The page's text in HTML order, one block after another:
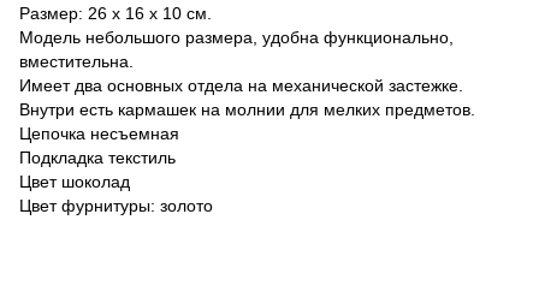
Размер: 26 x 16 x 10 см.
Модель небольшого размера, удобна функционально,
вместительна.
Имеет два основных отдела на механической застежке.
Внутри есть кармашек на молнии для мелких предметов.
Цепочка несъемная
Подкладка текстиль
Цвет шоколад
Цвет фурнитуры: золото